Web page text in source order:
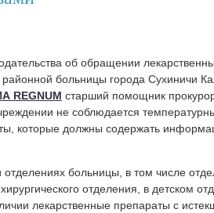
об обращении
больницы города Сухиничи
REGNUM старший помощник
не соблюдается
которые должны содержать
больницы, в том числе
отделения, в детском
лекарственные препараты с